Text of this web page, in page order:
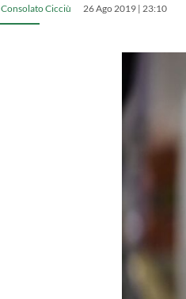
Consolato Cicciù 26 Ago 2019 | 23:10